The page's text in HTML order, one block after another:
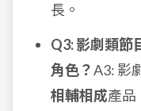
長。
Q3: 影劇類節
角色？A3: 影
相輔相成產品